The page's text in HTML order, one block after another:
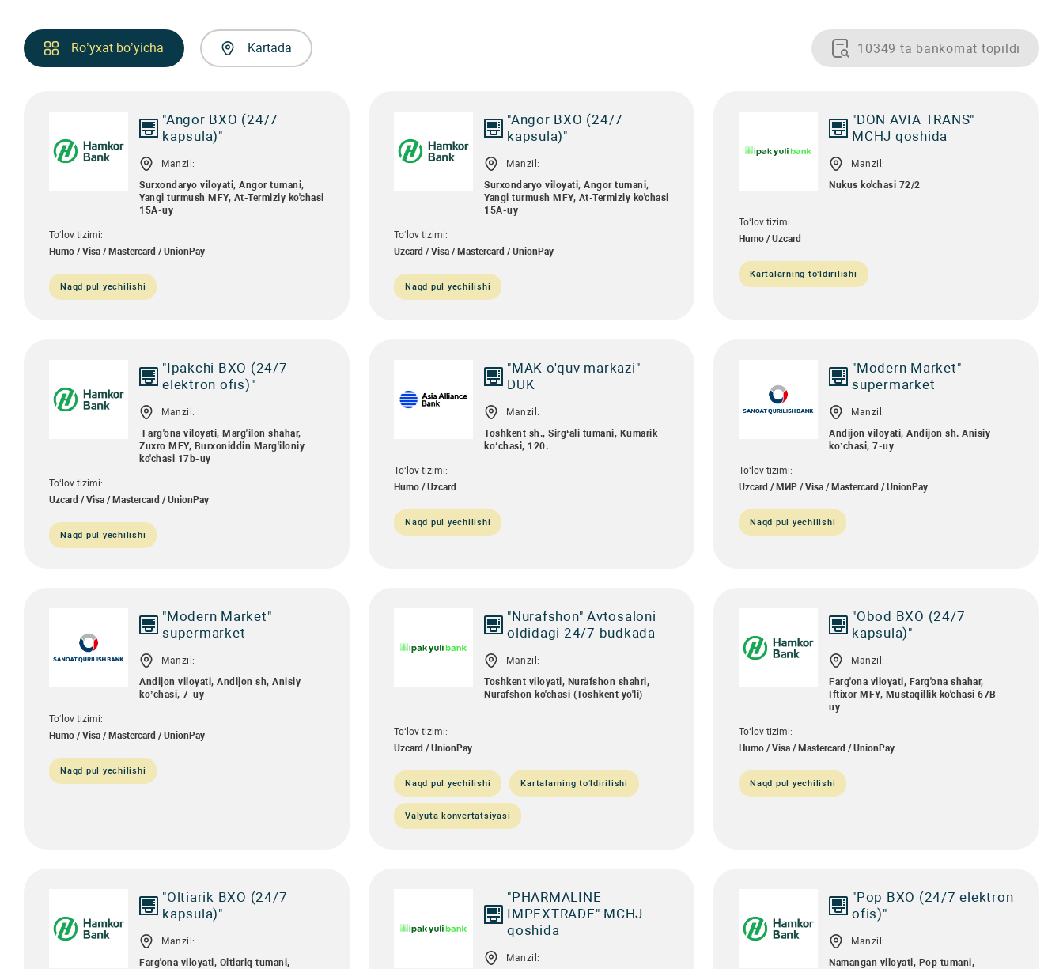
10349 ta bankomat topildi
Ro’yxat bo’yicha Kartada
"Angor BXO (24/7
kapsula)"
Manzil:
Surxondaryo viloyati, Angor tumani,
Yangi turmush MFY, At-Termiziy ko'chasi
15A-uy
To‘lov tizimi:
Humo / Visa / Mastercard / UnionPay
Naqd pul yechilishi
"Angor BXO (24/7
kapsula)"
Manzil:
Surxondaryo viloyati, Angor tumani,
Yangi turmush MFY, At-Termiziy ko'chasi
15A-uy
To‘lov tizimi:
Uzcard / Visa / Mastercard / UnionPay
Naqd pul yechilishi
"DON AVIA TRANS"
MCHJ qoshida
Manzil:
Nukus ko'chasi 72/2
To‘lov tizimi:
Humo / Uzcard
Kartalarning to‘ldirilishi
"Ipakchi BXO (24/7
elektron ofis)"
Manzil:
Farg'ona viloyati, Marg'ilon shahar,
Zuxro MFY, Burxoniddin Marg'iloniy
ko'chasi 17b-uy
To‘lov tizimi:
Uzcard / Visa / Mastercard / UnionPay
Naqd pul yechilishi
"MAK o'quv markazi"
DUK
Manzil:
Toshkent sh., Sirg‘ali tumani, Kumarik
ko‘chasi, 120.
To‘lov tizimi:
Humo / Uzcard
Naqd pul yechilishi
"Modern Market"
supermarket
Manzil:
Аndijon viloyati, Аndijon sh. Аnisiy
koʼchasi, 7-uy
To‘lov tizimi:
Uzcard / МИР / Visa / Mastercard / UnionPay
Naqd pul yechilishi
"Modern Market"
supermarket
Manzil:
Аndijon viloyati, Аndijon sh, Аnisiy
koʼchasi, 7-uy
To‘lov tizimi:
Humo / Visa / Mastercard / UnionPay
Naqd pul yechilishi
"Nurafshon" Avtosaloni
oldidagi 24/7 budkada
Manzil:
Toshkent viloyati, Nurafshon shahri,
Nurafshon ko'chasi (Тоshkent yo'li)
To‘lov tizimi:
Uzcard / UnionPay
Naqd pul yechilishi Kartalarning to‘ldirilishi
Valyuta konvertatsiyasi
"Obod BXO (24/7
kapsula)"
Manzil:
Farg'ona viloyati, Farg'ona shahar,
Iftixor MFY, Mustaqillik ko'chasi 67B-
uy
To‘lov tizimi:
Humo / Visa / Mastercard / UnionPay
Naqd pul yechilishi
"Oltiarik BXO (24/7
kapsula)"
Manzil:
Farg'ona viloyati, Oltiariq tumani,
"PHARMALINE
IMPEXTRADE" MCHJ
qoshida
Manzil:
"Pop BXO (24/7 elektron
ofis)"
Manzil:
Namangan viloyati, Pop tumani,